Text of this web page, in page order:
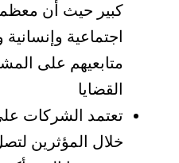
كبير حيث أن
اجتماعية
متابعيهم على
القضايا
تعتمد الشركات